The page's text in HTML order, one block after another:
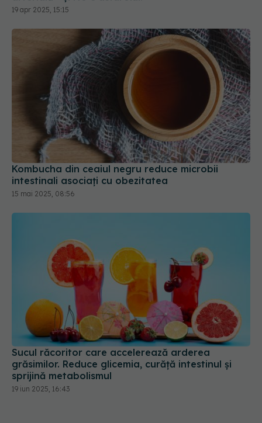
Kombucha din ceaiul negru reduce microbii
intestinali asociați cu obezitatea
15 mai 2025, 08:56
Sucul răcoritor care accelerează arderea
grăsimilor. Reduce glicemia, curăță intestinul și
sprijină metabolismul
19 iun 2025, 16:43